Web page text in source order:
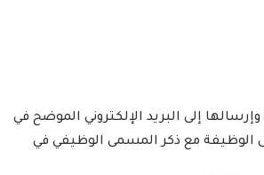
إلى البريد الإلكتروني الموضح في
الوظيفة مع ذكر المسمى الوظيفي في